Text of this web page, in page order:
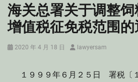
海关总署关于调整
增值税征免税范围的
Posted
2020 年 4 月 18 日 Authorlawyersam
１９９９年６月２５日 署税〔